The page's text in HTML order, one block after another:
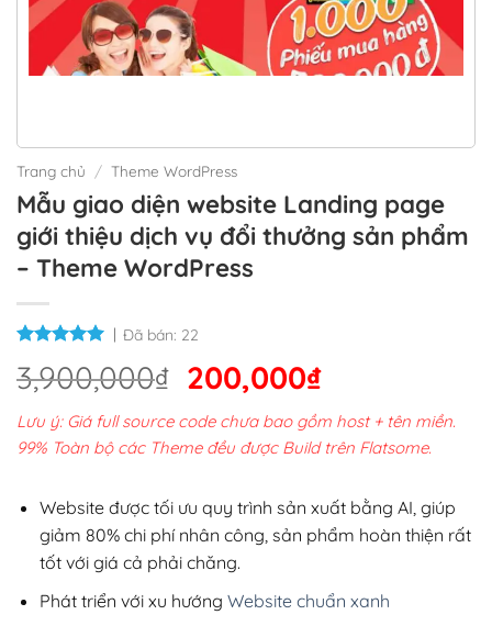
Trang chủ / Theme WordPress
Mẫu giao diện website Landing page
giới thiệu dịch vụ đổi thưởng sản phẩm
– Theme WordPress
Đã bán: 22
3,900,000₫ Giá
gốc
là:
3,900,000₫.
200,000₫Giá
hiện
tại
200,000₫.
Lưu ý: Giá full source code chưa bao gồm host + tên miền.
99% Toàn bộ các Theme đều được Build trên Flatsome.
Website được tối ưu quy trình sản xuất bằng AI, giúp
giảm 80% chi phí nhân công, sản phẩm hoàn thiện rất
tốt với giá cả phải chăng.
Phát triển với xu hướng Website chuẩn xanh